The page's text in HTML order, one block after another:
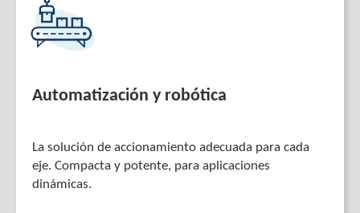
Automatización y robótica
La solución de accionamiento adecuada para cada
eje. Compacta y potente, para aplicaciones
dinámicas.